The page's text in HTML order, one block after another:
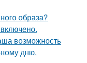
образа?
возможность
дню.